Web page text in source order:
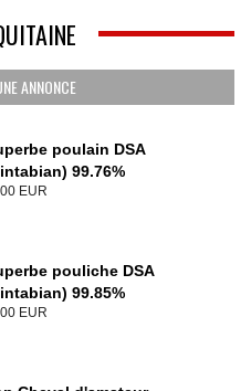
ANNONCE
poulain DSA
99.76%
EUR
pouliche DSA
99.85%
EUR